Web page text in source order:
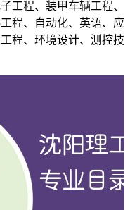
工程、装甲车辆工程、
程、自动化、英语、应
程、环境设计、测控技